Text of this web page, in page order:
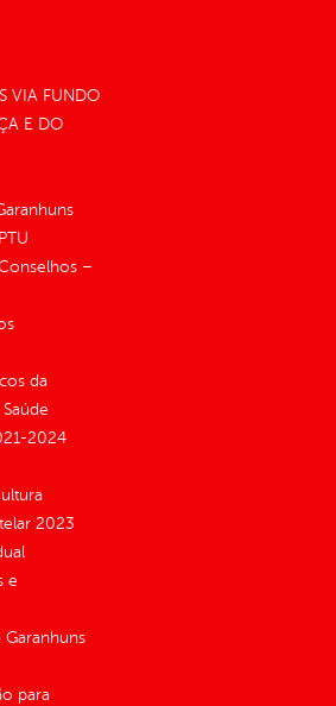
VIA FUNDO
E DO
–
da
2024
2023
e
Garanhuns
para